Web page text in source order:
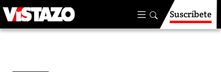
Suscríbete